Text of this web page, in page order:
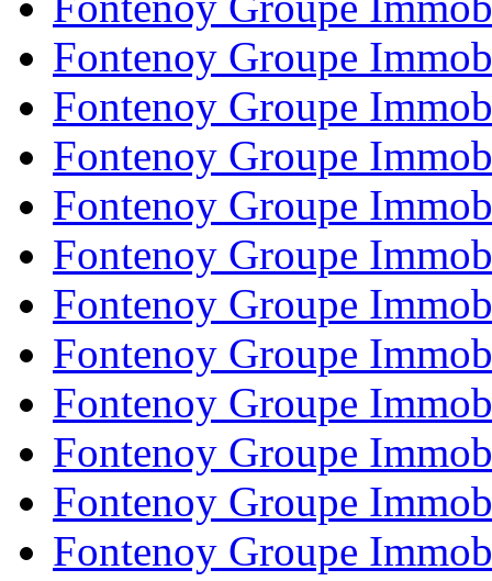
Fontenoy Groupe
Fontenoy Groupe
Fontenoy Groupe
Fontenoy Groupe
Fontenoy Groupe
Fontenoy Groupe
Fontenoy Groupe
Fontenoy Groupe
Fontenoy Groupe
Fontenoy Groupe
Fontenoy Groupe